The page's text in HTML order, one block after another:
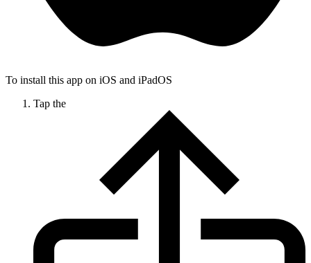
To install this app on iOS and iPadOS
Tap the